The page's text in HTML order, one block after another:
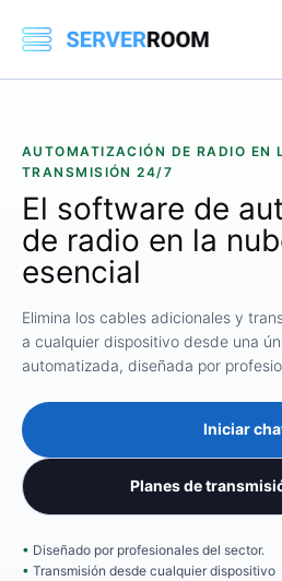
AUTOMATIZACIÓN DE RADIO EN
TRANSMISIÓN 24/7
El software de
de radio en la
esencial
Elimina los cables adicionales y
a cualquier dispositivo desde una
automatizada, diseñada por
Iniciar
Planes de
Diseñado por profesionales del sector.
Transmisión desde cualquier dispositivo